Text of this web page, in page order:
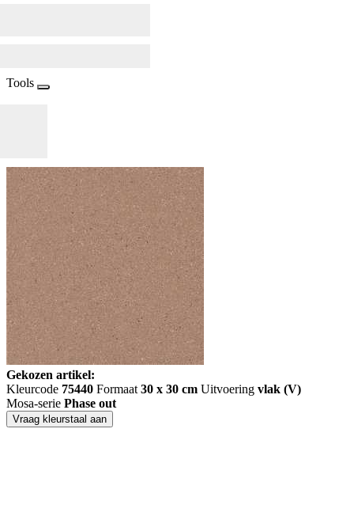
Tools
Gekozen artikel:
Kleurcode 75440 Formaat 30 x 30 cm Uitvoering vlak (V)
Mosa-serie Phase out
Vraag kleurstaal aan